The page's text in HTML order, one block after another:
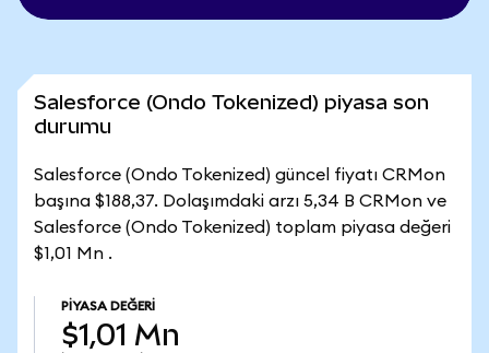
Salesforce (Ondo Tokenized) piyasa son
durumu
Salesforce (Ondo Tokenized) güncel fiyatı CRMon
başına $188,37. Dolaşımdaki arzı 5,34 B CRMon ve
Salesforce (Ondo Tokenized) toplam piyasa değeri
$1,01 Mn .
PIYASA DEĞERI
$1,01 Mn